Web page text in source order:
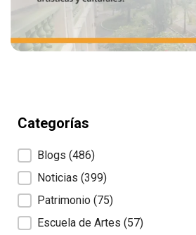
Categorías
Categorías
Blogs (486)
Noticias (399)
Patrimonio (75)
Escuela de Artes (57)